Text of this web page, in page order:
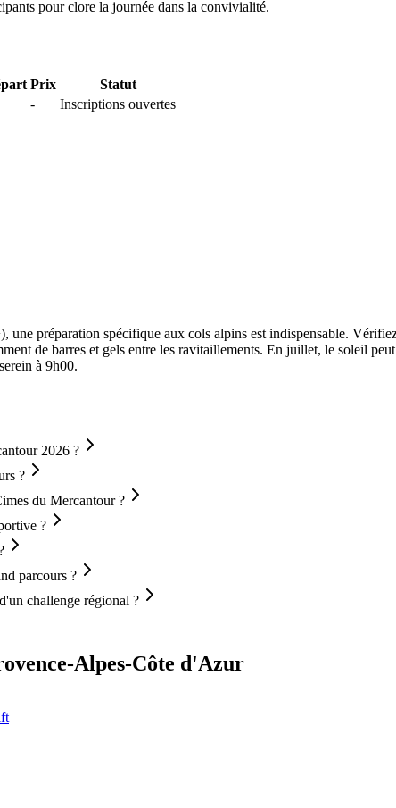
pour clore la journée dans la convivialité.
Prix
Statut
- Inscriptions ouvertes
une préparation spécifique aux cols alpins est indispensable.
de barres et gels entre les ravitaillements. En juillet, le soleil
à 9h00.
2026 ?
?
du Mercantour ?
?
parcours ?
challenge régional ?
Alpes-Côte d'Azur